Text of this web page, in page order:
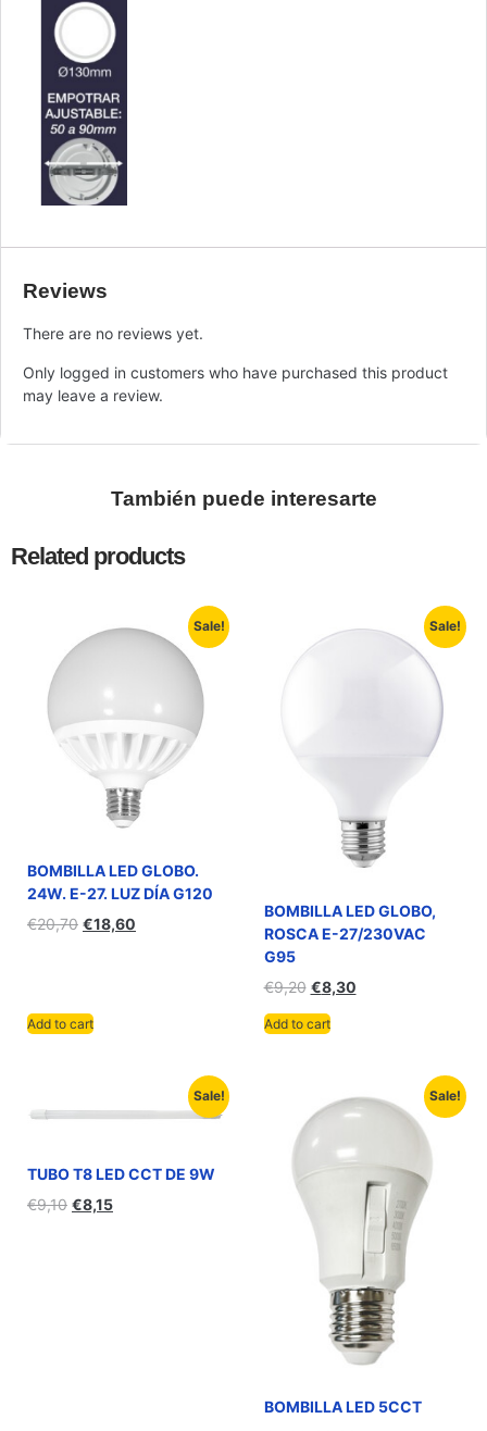
Reviews
There are no reviews yet.
Only logged in customers who have purchased this product
may leave a review.
También puede interesarte
Related products
Sale!
BOMBILLA LED GLOBO.
24W. E-27. LUZ DÍA G120
€20,70 €18,60
Add to cart
Sale!
BOMBILLA LED GLOBO,
ROSCA E-27/230VAC
G95
€9,20 €8,30
Add to cart
Sale!
TUBO T8 LED CCT DE 9W
€9,10 €8,15
Sale!
BOMBILLA LED 5CCT